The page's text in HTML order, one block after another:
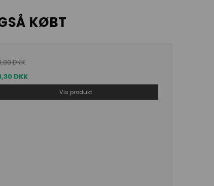
KØBT
DKK
DKK
Vis produkt